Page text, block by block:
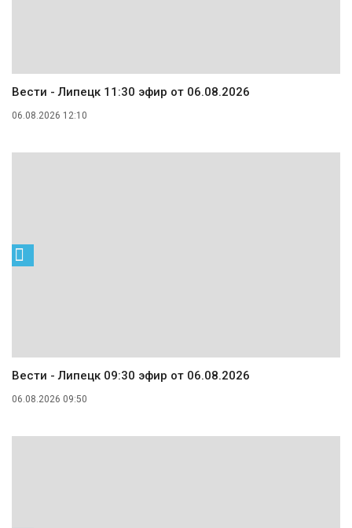
Вести - Липецк 11:30 эфир от 06.08.2026
06.08.2026 12:10
Вести - Липецк 09:30 эфир от 06.08.2026
06.08.2026 09:50